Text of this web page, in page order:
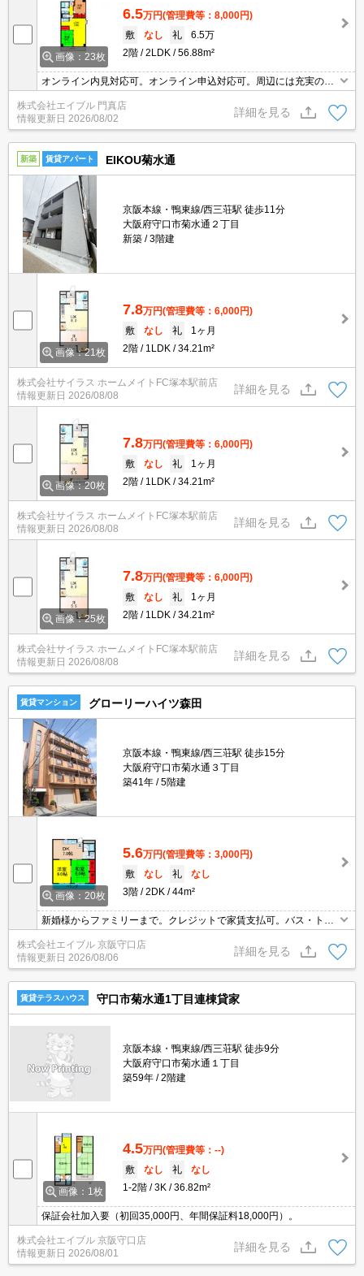
画像：23枚
6.5万円(管理費等：8,000円)
敷
なし 礼
6.5万
2階
2LDK 56.88m²
オンライン内見対応可。オンライン申込対応可。周辺には充実の生
活環境。
株式会社エイブル 門真店
情報更新日 2026/08/02
詳細を見る
新築 賃貸アパート EIKOU菊水通
京阪本線・鴨東線/西三荘駅 徒歩11分
大阪府守口市菊水通２丁目
新築
3階建
画像：21枚
7.8万円(管理費等：6,000円)
敷
なし 礼
1ヶ月
2階
1LDK 34.21m²
株式会社サイラス ホームメイトFC塚本駅前店
情報更新日 2026/08/08
詳細を見る
画像：20枚
7.8万円(管理費等：6,000円)
敷
なし 礼
1ヶ月
2階
1LDK 34.21m²
株式会社サイラス ホームメイトFC塚本駅前店
情報更新日 2026/08/08
詳細を見る
画像：25枚
7.8万円(管理費等：6,000円)
敷
なし 礼
1ヶ月
2階
1LDK 34.21m²
株式会社サイラス ホームメイトFC塚本駅前店
情報更新日 2026/08/08
詳細を見る
賃貸マンション グローリーハイツ森田
京阪本線・鴨東線/西三荘駅 徒歩15分
大阪府守口市菊水通３丁目
築41年
5階建
画像：20枚
5.6万円(管理費等：3,000円)
敷
なし 礼
なし
3階
2DK 44m²
新婚様からファミリーまで。クレジットで家賃支払可。バス・トイ
レ別。角部屋。エアコン付き。南向きベランダ。
株式会社エイブル 京阪守口店
情報更新日 2026/08/06
詳細を見る
賃貸テラスハウス 守口市菊水通1丁目連棟貸家
京阪本線・鴨東線/西三荘駅 徒歩9分
大阪府守口市菊水通１丁目
築59年
2階建
画像：1枚
4.5万円(管理費等：--)
敷
なし 礼
なし
1-2階
3K 36.82m²
保証会社加入要（初回35,000円、年間保証料18,000円）。
株式会社エイブル 京阪守口店
情報更新日 2026/08/01
詳細を見る